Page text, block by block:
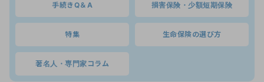
手続きQ＆A 損害保険・少額短期保険
特集 生命保険の選び方
著名人・専門家コラム